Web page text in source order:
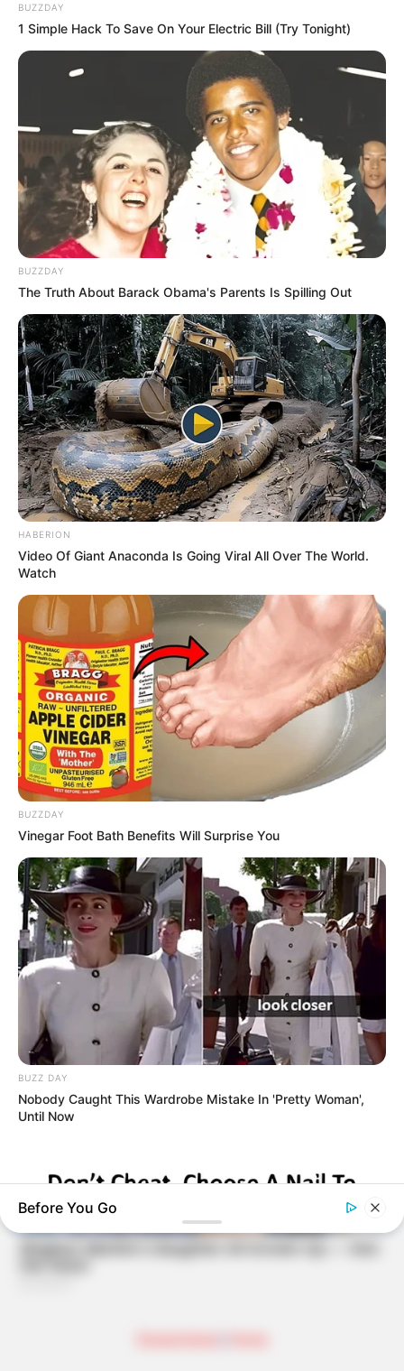
BUZZDAY
1 Simple Hack To Save On Your Electric Bill (Try Tonight)
BUZZDAY
The Truth About Barack Obama's Parents Is Spilling Out
HABERION
Video Of Giant Anaconda Is Going Viral All Over The World.
Watch
BUZZDAY
Vinegar Foot Bath Benefits Will Surprise You
BUZZ DAY
Nobody Caught This Wardrobe Mistake In 'Pretty Woman',
Until Now
Before You Go